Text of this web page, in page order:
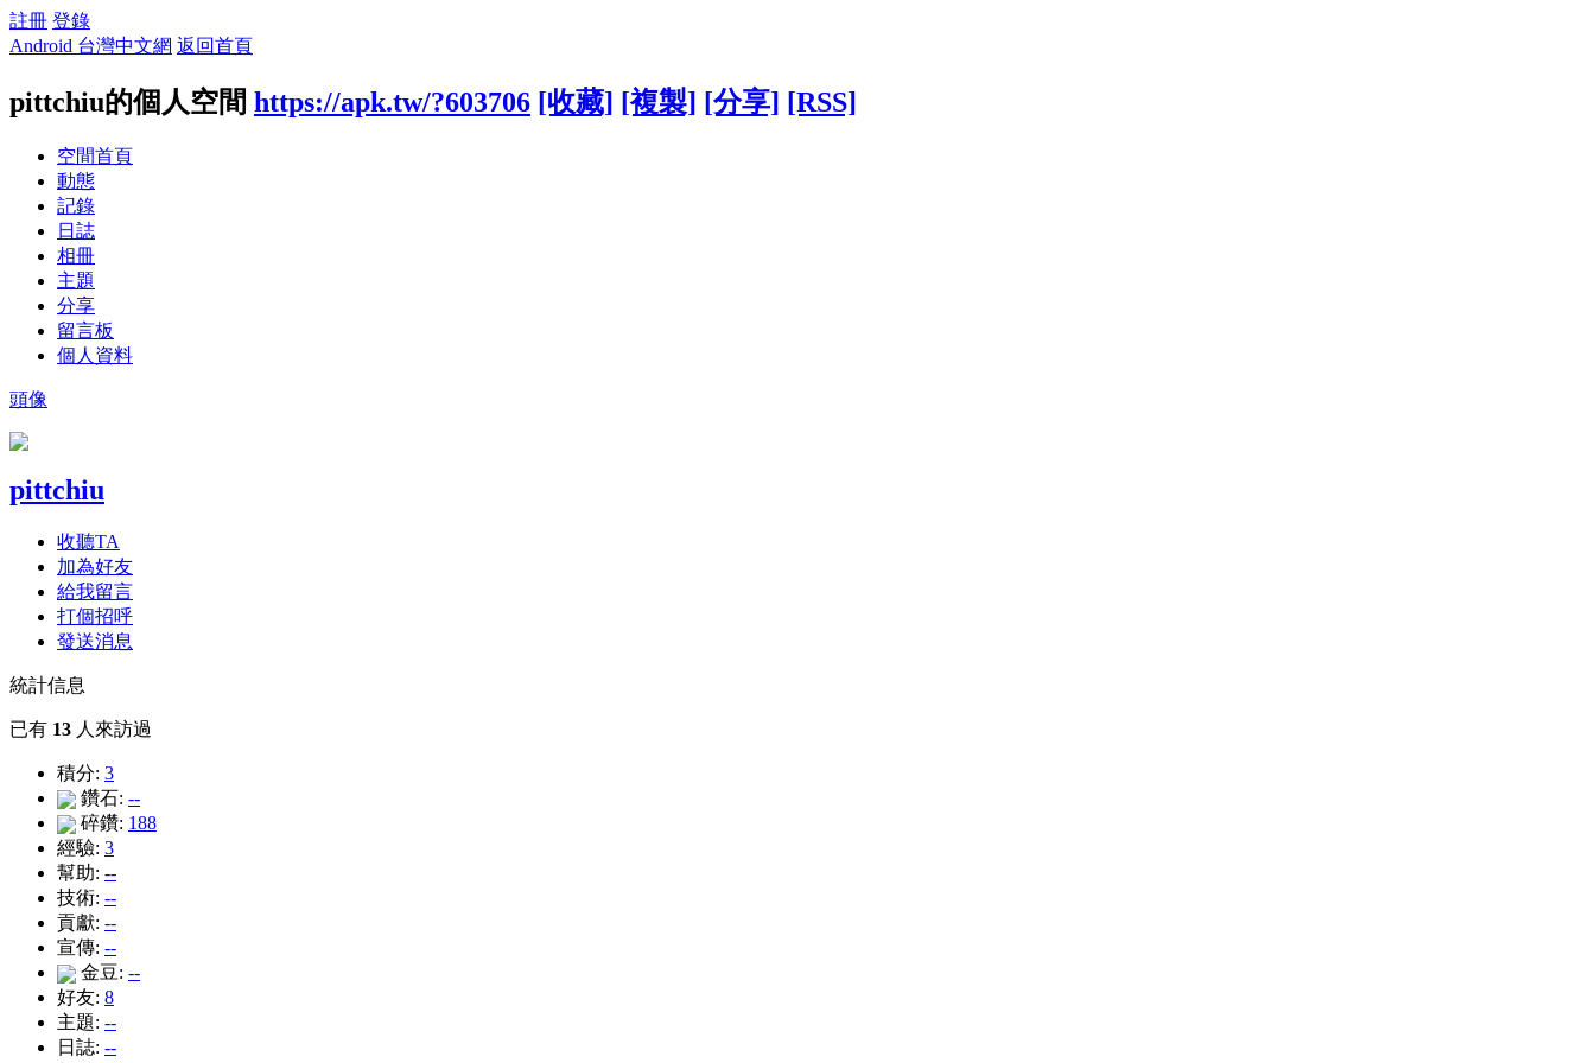
註冊 登錄
Android 台灣中文網 返回首頁
pittchiu的個人空間 https://apk.tw/?603706 [收藏] [複製] [分享] [RSS]
空間首頁
動態
記錄
日誌
相冊
主題
分享
留言板
個人資料
頭像
pittchiu
收聽TA
加為好友
給我留言
打個招呼
發送消息
統計信息
已有 13 人來訪過
積分: 3
鑽石: --
碎鑽: 188
經驗: 3
幫助: --
技術: --
貢獻: --
宣傳: --
金豆: --
好友: 8
主題: --
日誌: --